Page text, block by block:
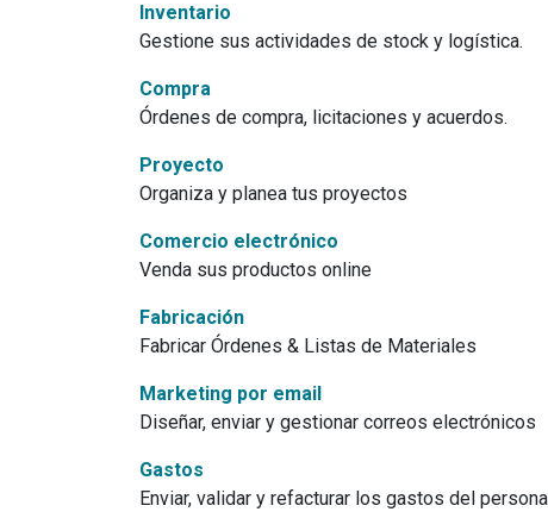
Inventario
Gestione sus actividades de stock y logística.
Compra
Órdenes de compra, licitaciones y acuerdos.
Proyecto
Organiza y planea tus proyectos
Comercio electrónico
Venda sus productos online
Fabricación
Fabricar Órdenes & Listas de Materiales
Marketing por email
Diseñar, enviar y gestionar correos electrónicos
Gastos
Enviar, validar y refacturar los gastos del